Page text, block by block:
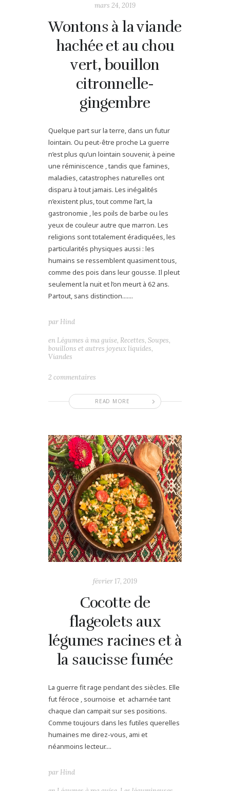
mars 24, 2019
Wontons à la viande
hachée et au chou
vert, bouillon
citronnelle-
gingembre
Quelque part sur la terre, dans un futur
lointain. Ou peut-être proche La guerre
n’est plus qu’un lointain souvenir, à peine
une réminiscence , tandis que famines,
maladies, catastrophes naturelles ont
disparu à tout jamais. Les inégalités
n’existent plus, tout comme l’art, la
gastronomie , les poils de barbe ou les
yeux de couleur autre que marron. Les
religions sont totalement éradiquées, les
particularités physiques aussi : les
humains se ressemblent quasiment tous,
comme des pois dans leur gousse. Il pleut
seulement la nuit et l’on meurt à 62 ans.
Partout, sans distinction.......
READ MORE
par Hind
en Légumes à ma guise, Recettes, Soupes,
bouillons et autres joyeux liquides,
Viandes
2 commentaires
février 17, 2019
Cocotte de
flageolets aux
légumes racines et à
la saucisse fumée
La guerre fit rage pendant des siècles. Elle
fut féroce , sournoise et acharnée tant
chaque clan campait sur ses positions.
Comme toujours dans les futiles querelles
humaines me direz-vous, ami et
néanmoins lecteur....
par Hind